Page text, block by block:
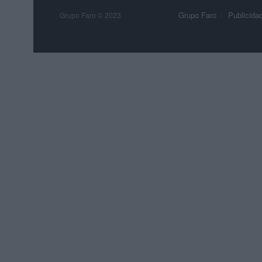
Grupo Faro Publicidad
Grupo Faro © 2023